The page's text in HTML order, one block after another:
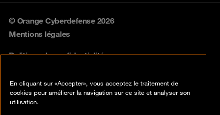
© Orange Cyberdefense 2026
Mentions légales
Politique de confidentialité
Cookies
En cliquant sur «Accepter», vous acceptez le traitement de
cookies pour améliorer la navigation sur ce site et analyser son
utilisation.